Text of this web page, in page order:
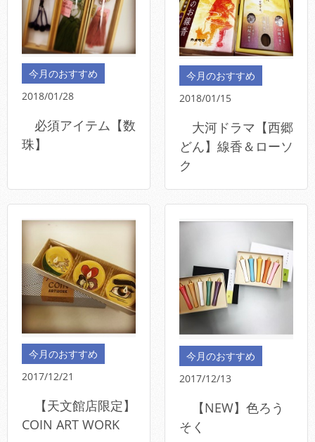
今月のおすすめ
2018/01/28
必須アイテム【数
珠】
今月のおすすめ
2018/01/15
大河ドラマ【西郷
どん】線香＆ローソ
ク
今月のおすすめ
2017/12/21
【天文館店限定】
COIN ART WORK
今月のおすすめ
2017/12/13
【NEW】色ろう
そく